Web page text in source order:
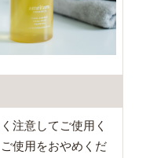
注意してご使用く
使用をおやめくだ